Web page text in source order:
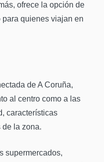
ofrece la opción de
quienes viajan en
de A Coruña,
al centro como a las
características
la zona.
supermercados,